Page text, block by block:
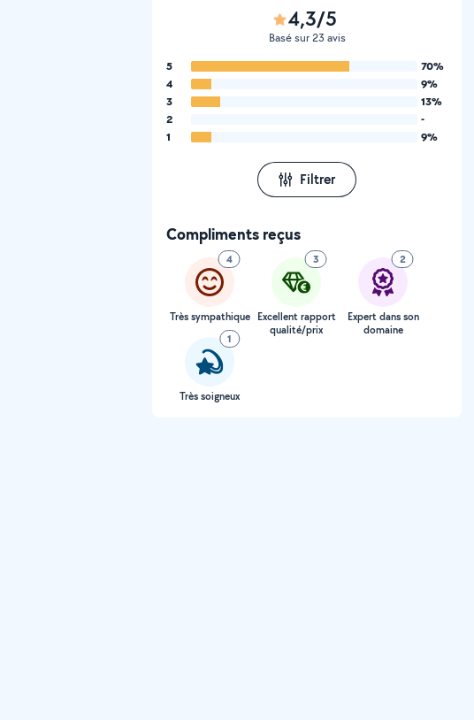
4,3/5
Basé sur 23 avis
5
70%
4
9%
3
13%
2
-
1
9%
Filtrer
Compliments reçus
4
Très sympathique
3
Excellent rapport
qualité/prix
2
Expert dans son
domaine
1
Très soigneux